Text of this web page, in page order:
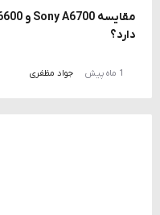
دارد؟
1 ماه پیش جواد مظفری